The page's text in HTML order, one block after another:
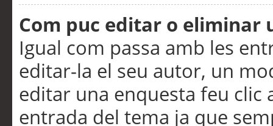
Com puc editar o eliminar
Igual com passa amb les
editar-la el seu autor, un
editar una enquesta feu clic
entrada del tema ja que